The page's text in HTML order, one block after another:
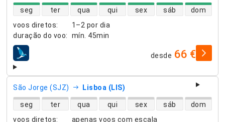
voos diretos:
1–2 por dia
duração do voo: mín. 45min
disponibilidade de voos diretos
seg ter qua qui sex sáb dom
companhias aéreas desde 66 €
São Jorge (SJZ) Lisboa (LIS)
voos diretos:
apenas voos com escala
disponibilidade de voos diretos
seg ter qua qui sex sáb dom